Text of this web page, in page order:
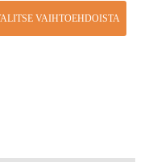
VAIHTOEHDOISTA